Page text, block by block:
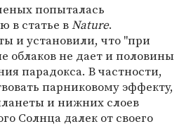
попыталась
в статье вNature.
и установили, что "при
облаков не дает и половины
парадокса. В частности,
парниковому эффекту,
и нижних слоев
Солнца далек от своего